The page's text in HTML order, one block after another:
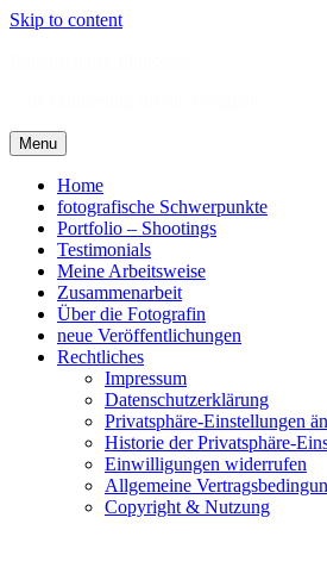
Skip to content
Menu
Home
fotografische Schwerpunkte
Portfolio – Shootings
Testimonials
Meine Arbeitsweise
Zusammenarbeit
Über die Fotografin
neue Veröffentlichungen
Rechtliches
Impressum
Datenschutzerklärung
Privatsphäre-Einstellungen
Historie der Privatsphäre-
Einwilligungen widerrufen
Allgemeine
Copyright & Nutzung